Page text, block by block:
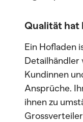
Qualität
Ein Hofladen
Detailhändler
Kundinnen
Ansprüche.
ihnen zu